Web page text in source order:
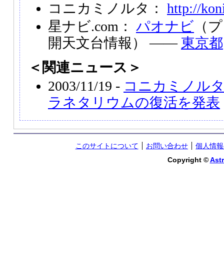
コニカミノルタ： http://
星ナビ.com： パオナビ （
開天文台情報） ―― 東京都
＜関連ニュース＞
2003/11/19 - コニカミノル
ラネタリウムの復活を発表
このサイトについて お問い合わせ
個人情
Copyright ©